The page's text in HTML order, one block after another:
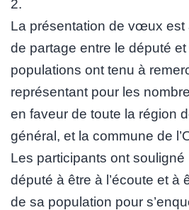
2.
La présentation de vœux est
de partage entre le député
populations ont tenu à
représentant pour les
en faveur de toute la région
général, et la commune de
Les participants ont
député à être à l’écoute et à
de sa population pour